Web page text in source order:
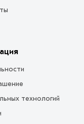
технологий